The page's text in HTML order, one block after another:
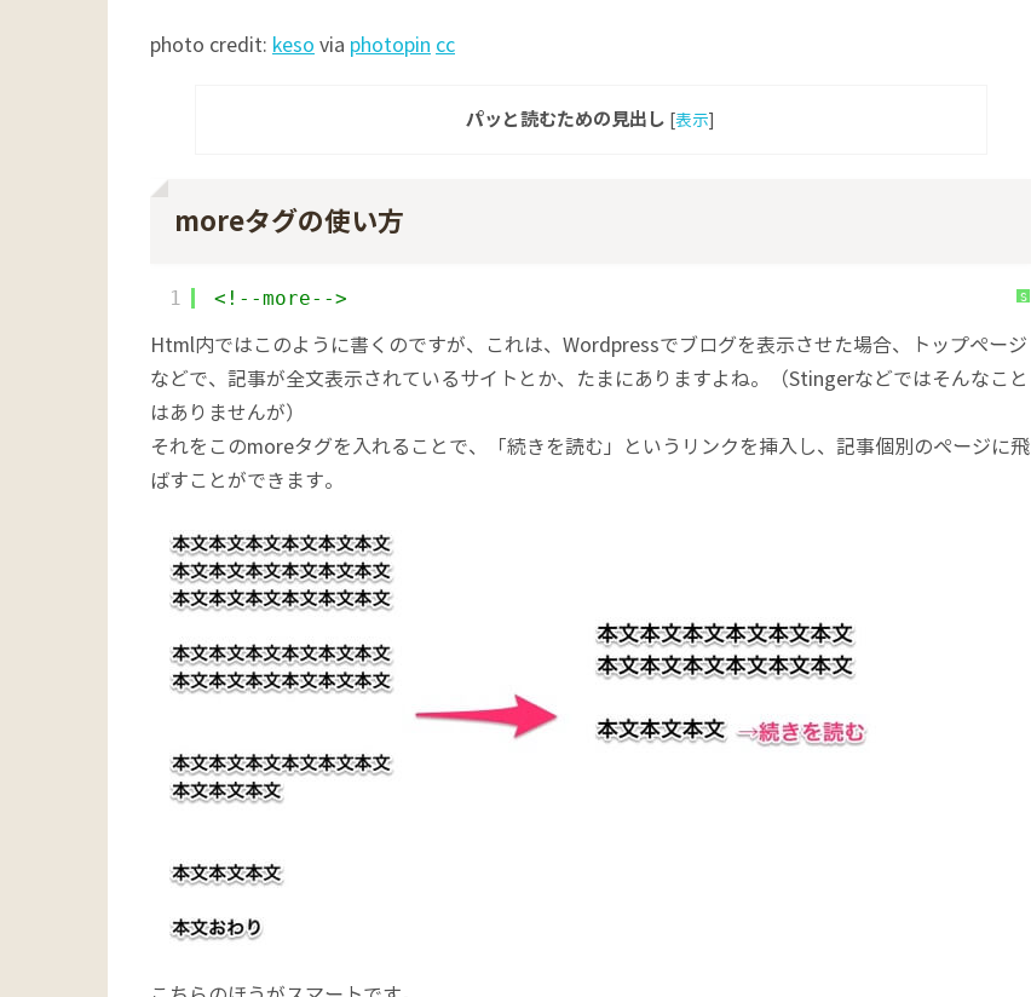
photo credit: keso via photopin cc
パッと読むための見出し [表示]
moreタグの使い方
S
t
a
H
i
i
g
1 <!--more-->
Html内ではこのように書くのですが、これは、Wordpressでブログを表示させた場合、トップページ
などで、記事が全文表示されているサイトとか、たまにありますよね。（Stingerなどではそんなこと
はありませんが）
それをこのmoreタグを入れることで、「続きを読む」というリンクを挿入し、記事個別のページに飛
ばすことができます。